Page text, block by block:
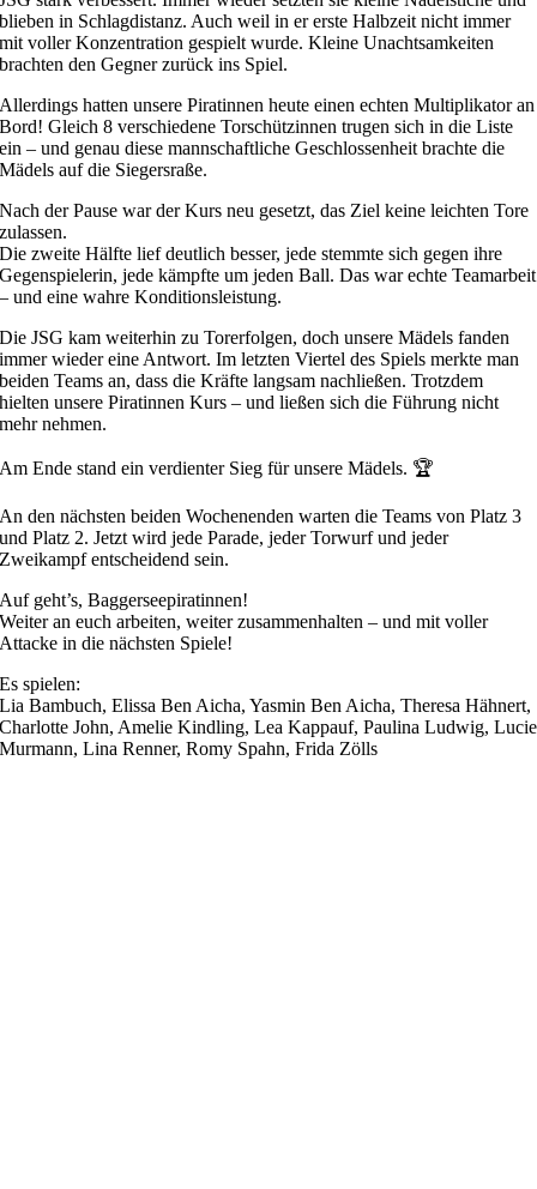
blieben in Schlagdistanz. Auch weil in er erste Halbzeit nicht immer
mit voller Konzentration gespielt wurde. Kleine Unachtsamkeiten
brachten den Gegner zurück ins Spiel.
Allerdings hatten unsere Piratinnen heute einen echten Multiplikator an
Bord! Gleich 8 verschiedene Torschützinnen trugen sich in die Liste
ein – und genau diese mannschaftliche Geschlossenheit brachte die
Mädels auf die Siegersraße.
Nach der Pause war der Kurs neu gesetzt, das Ziel keine leichten Tore
zulassen.
Die zweite Hälfte lief deutlich besser, jede stemmte sich gegen ihre
Gegenspielerin, jede kämpfte um jeden Ball. Das war echte Teamarbeit
– und eine wahre Konditionsleistung.
Die JSG kam weiterhin zu Torerfolgen, doch unsere Mädels fanden
immer wieder eine Antwort. Im letzten Viertel des Spiels merkte man
beiden Teams an, dass die Kräfte langsam nachließen. Trotzdem
hielten unsere Piratinnen Kurs – und ließen sich die Führung nicht
mehr nehmen.
Am Ende stand ein verdienter Sieg für unsere Mädels. 🏆
An den nächsten beiden Wochenenden warten die Teams von Platz 3
und Platz 2. Jetzt wird jede Parade, jeder Torwurf und jeder
Zweikampf entscheidend sein.
Auf geht’s, Baggerseepiratinnen!
Weiter an euch arbeiten, weiter zusammenhalten – und mit voller
Attacke in die nächsten Spiele!
Es spielen:
Lia Bambuch, Elissa Ben Aicha, Yasmin Ben Aicha, Theresa Hähnert,
Charlotte John, Amelie Kindling, Lea Kappauf, Paulina Ludwig, Lucie
Murmann, Lina Renner, Romy Spahn, Frida Zölls